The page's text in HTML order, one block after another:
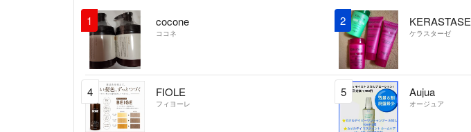
1 cocone
ココネ
2 KERASTASE
ケラスターゼ
4 FIOLE
フィヨーレ
5 Aujua
オージュア